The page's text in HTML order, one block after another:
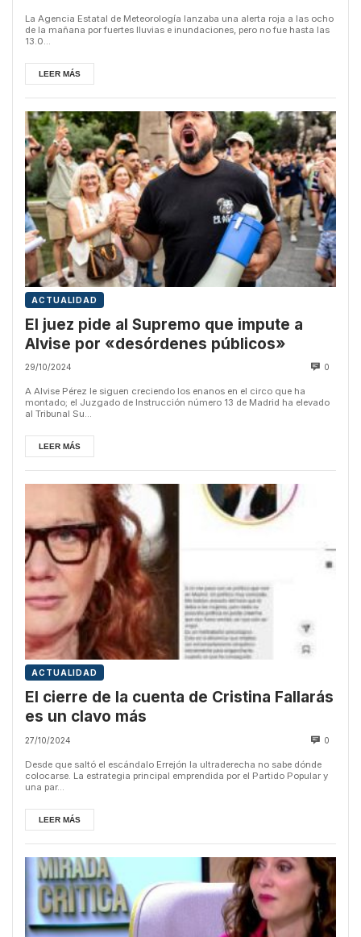
La Agencia Estatal de Meteorología lanzaba una alerta roja a las ocho
de la mañana por fuertes lluvias e inundaciones, pero no fue hasta las
13.0...
LEER MÁS
ACTUALIDAD
El juez pide al Supremo que impute a
Alvise por «desórdenes públicos»
29/10/2024 0
A Alvise Pérez le siguen creciendo los enanos en el circo que ha
montado; el Juzgado de Instrucción número 13 de Madrid ha elevado
al Tribunal Su...
LEER MÁS
ACTUALIDAD
El cierre de la cuenta de Cristina Fallarás
es un clavo más
27/10/2024 0
Desde que saltó el escándalo Errejón la ultraderecha no sabe dónde
colocarse. La estrategia principal emprendida por el Partido Popular y
una par...
LEER MÁS